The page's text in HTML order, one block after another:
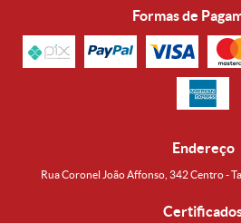
Formas de
Endereço
Rua Coronel João Affonso, 342 Centro -